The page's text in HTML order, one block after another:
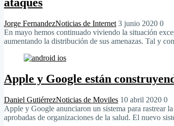
ataques
Jorge FernandezNoticias de Internet 3 junio 2020 0
En mayo hemos continuado viviendo la situación
aumentando la distribución de sus amenazas. Tal y
Apple y Google están
Daniel GutiérrezNoticias de Moviles 10 abril 2020 0
Apple y Google anunciaron un sistema para rastrear
aprobadas de organizaciones de la salud. El nuevo